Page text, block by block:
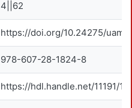
4||62
https://doi.org/10.24275/
978-607-28-1824-8
https://hdl.handle.net/11191/